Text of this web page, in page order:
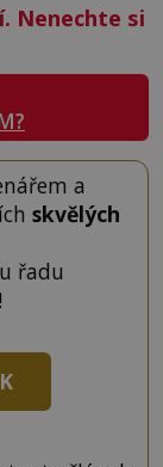
Nenechte si
a
skvělých
řadu
!